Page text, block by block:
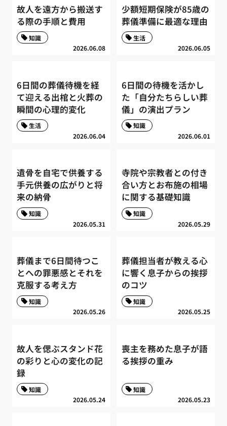
故人を遠方から搬送す
る際の手順と費用
2026.06.08
知識
少額短期保険が85歳の
葬儀準備に最適な理由
2026.06.05
生活
6日間の葬儀待機を経
て迎える出棺と火葬の
瞬間の心理的変化
2026.06.04
生活
6日間の待機を活かし
た「自分たちらしい葬
儀」の演出プラン
2026.06.01
知識
遺骨を自宅で供養する
手元供養の広がりと将
来の納骨
2026.05.31
知識
寺院や宗教者との付き
合い方とお布施の相場
に関する基礎知識
2026.05.29
知識
葬儀まで6日間待つこ
とへの罪悪感とそれを
克服する考え方
2026.05.26
知識
葬儀担当者が教える心
に響く息子からの挨拶
のコツ
2026.05.25
知識
故人を偲ぶスタンド花
の彩りと心の変化の記
録
2026.05.24
知識
喪主を務めた息子が語
る挨拶の重み
2026.05.23
知識